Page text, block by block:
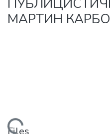
МАРТИН
Files